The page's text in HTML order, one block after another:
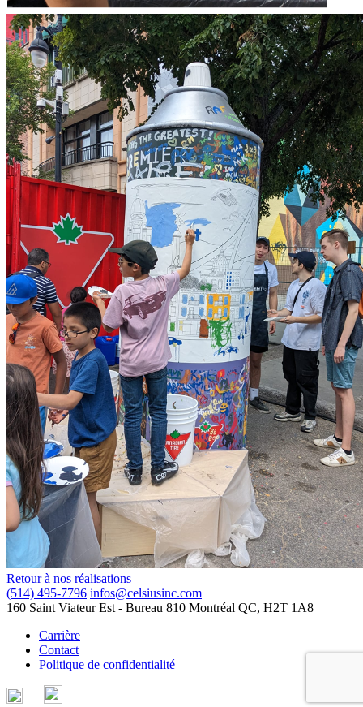
Retour à nos réalisations
(514) 495-7796 infos@celsiusinc.com
160 Saint Viateur Est - Bureau 810 Montréal QC, H2T 1A8
Carrière
Contact
Politique de confidentialité